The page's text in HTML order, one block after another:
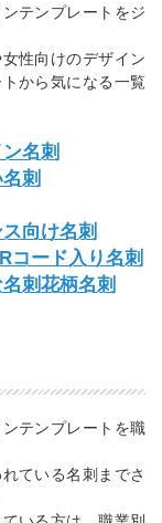
テンプレートをジ
性向けのデザイン
から気になる一覧
名刺
刺
向け名刺
コード入り名刺
刺花柄名刺
テンプレートを職
ている名刺までさ